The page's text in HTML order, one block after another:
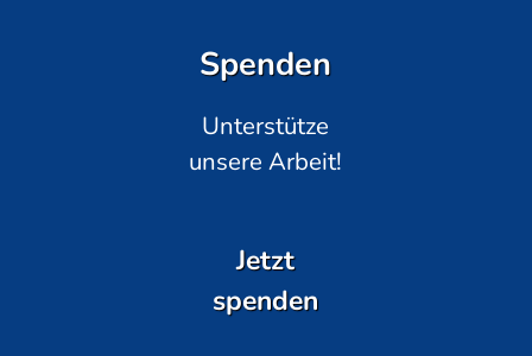
Spenden
Unterstütze
unsere Arbeit!
Jetzt
spenden